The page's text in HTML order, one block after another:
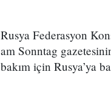
Rusya Federasyon
am Sonntag
bakım için Rusya’ya